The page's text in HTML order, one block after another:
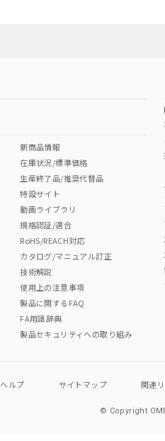
新商品情報
在庫状況/標準価格
生産終了品/推奨代替品
特設サイト
動画ライブラリ
規格認証/適合
RoHS/REACH対応
カタログ/マニュアル訂正
技術解説
使用上の注意事項
製品に関するFAQ
FA用語辞典
製品セキュリティへの取り組み
ヘルプ サイトマップ 関連
© Copyright